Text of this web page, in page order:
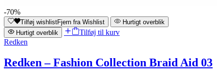
-70%
Tilføj wishlistFjern fra Wishlist
Hurtigt overblik
Hurtigt overblik
Tilføj til kurv
Redken
Redken – Fashion Collection Braid Aid 03